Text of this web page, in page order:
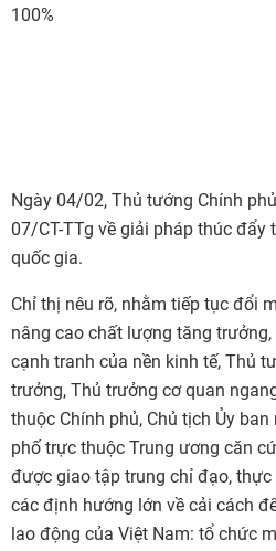
100%
Ngày 04/02, Thủ tướng Chính
07/CT-TTg về giải pháp thúc đẩy
quốc gia.
Chỉ thị nêu rõ, nhằm tiếp tục đổi
nâng cao chất lượng tăng
cạnh tranh của nền kinh tế, Thủ
trưởng, Thủ trưởng cơ quan
thuộc Chính phủ, Chủ tịch Ủy
phố trực thuộc Trung ương căn
được giao tập trung chỉ đạo, thực
các định hướng lớn về cải cách
lao động của Việt Nam: tổ chức